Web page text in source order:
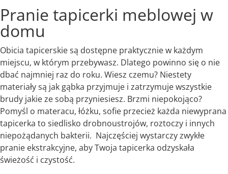
Pranie tapicerki meblowej w
domu
Obicia tapicerskie są dostępne praktycznie w każdym
miejscu, w którym przebywasz. Dlatego powinno się o nie
dbać najmniej raz do roku. Wiesz czemu? Niestety
materiały są jak gąbka przyjmuje i zatrzymuje wszystkie
brudy jakie ze sobą przyniesiesz. Brzmi niepokojąco?
Pomyśl o materacu, łóżku, sofie przecież każda niewyprana
tapicerka to siedlisko drobnoustrojów, roztoczy i innych
niepożądanych bakterii. Najczęściej wystarczy zwykłe
pranie ekstrakcyjne, aby Twoja tapicerka odzyskała
świeżość i czystość.